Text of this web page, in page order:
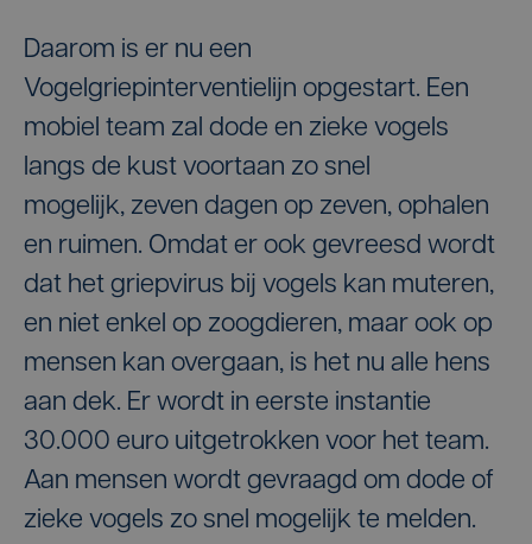
Daarom is er nu een
Vogelgriepinterventielijn opgestart. Een
mobiel team zal dode en zieke vogels
langs de kust voortaan zo snel
mogelijk, zeven dagen op zeven, ophalen
en ruimen. Omdat er ook gevreesd wordt
dat het griepvirus bij vogels kan muteren,
en niet enkel op zoogdieren, maar ook op
mensen kan overgaan, is het nu alle hens
aan dek. Er wordt in eerste instantie
30.000 euro uitgetrokken voor het team.
Aan mensen wordt gevraagd om dode of
zieke vogels zo snel mogelijk te melden.